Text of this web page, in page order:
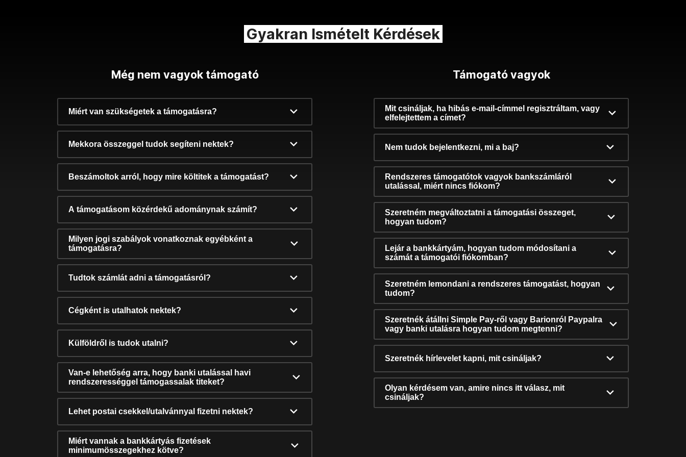
Gyakran Ismételt Kérdések
Még nem vagyok támogató
Miért van szükségetek a támogatásra?
Mekkora összeggel tudok segíteni nektek?
Beszámoltok arról, hogy mire költitek a támogatást?
A támogatásom közérdekű adománynak számít?
Milyen jogi szabályok vonatkoznak egyébként a
támogatásra?
Tudtok számlát adni a támogatásról?
Cégként is utalhatok nektek?
Külföldről is tudok utalni?
Van-e lehetőség arra, hogy banki utalással havi
rendszerességgel támogassalak titeket?
Lehet postai csekkel/utalvánnyal fizetni nektek?
Miért vannak a bankkártyás fizetések
minimumösszegekhez kötve?
Támogató vagyok
Mit csináljak, ha hibás e-mail-címmel regisztráltam, vagy
elfelejtettem a címet?
Nem tudok bejelentkezni, mi a baj?
Rendszeres támogatótok vagyok bankszámláról
utalással, miért nincs fiókom?
Szeretném megváltoztatni a támogatási összeget,
hogyan tudom?
Lejár a bankkártyám, hogyan tudom módosítani a
számát a támogatói fiókomban?
Szeretném lemondani a rendszeres támogatást, hogyan
tudom?
Szeretnék átállni Simple Pay-ről vagy Barionról Paypalra
vagy banki utalásra hogyan tudom megtenni?
Szeretnék hírlevelet kapni, mit csináljak?
Olyan kérdésem van, amire nincs itt válasz, mit
csináljak?